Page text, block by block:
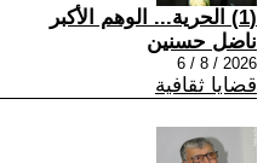
(1) الحرية... الوهم الأكبر
ناضل حسنين
2026 / 8 / 6
قضايا ثقافية